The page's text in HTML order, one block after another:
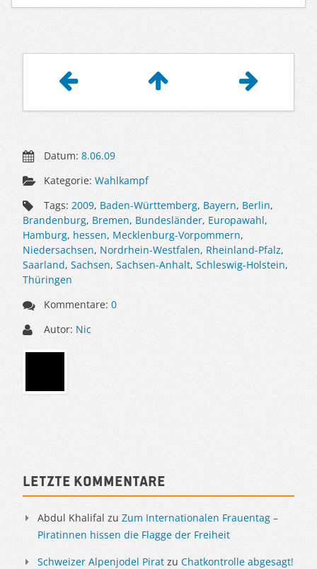
Datum:8.06.09
Kategorie:Wahlkampf
Tags: 2009, Baden-Württemberg, Bayern, Berlin,
Brandenburg, Bremen, Bundesländer, Europawahl,
Hamburg, hessen, Mecklenburg-Vorpommern,
Niedersachsen, Nordrhein-Westfalen, Rheinland-Pfalz,
Saarland, Sachsen, Sachsen-Anhalt, Schleswig-Holstein,
Thüringen
Kommentare:0
Autor: Nic
Sidebar
Letzte Kommentare
Abdul Khalifal zu Zum Internationalen Frauentag –
Piratinnen hissen die Flagge der Freiheit
Schweizer Alpenjodel Pirat zu Chatkontrolle abgesagt!